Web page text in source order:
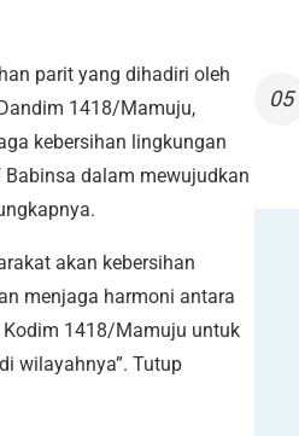
parit yang dihadiri oleh
1418/Mamuju,
kebersihan lingkungan
dalam mewujudkan
akan kebersihan
menjaga harmoni antara
Kodim 1418/Mamuju untuk
wilayahnya”. Tutup
05